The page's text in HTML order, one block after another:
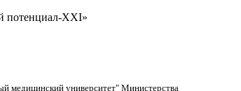
потенциал-XXI»
медицинский университет" Министерства